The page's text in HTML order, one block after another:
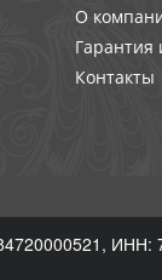
О
Гарантия
Контакты
ИНН: